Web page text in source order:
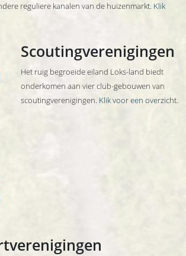
reguliere kanalen van de huizenmarkt. Klik
Scoutingverenigingen
Het ruig begroeide eiland Loks-land biedt
onderkomen aan vier club-gebouwen van
scoutingverenigingen. Klik voor een overzicht.